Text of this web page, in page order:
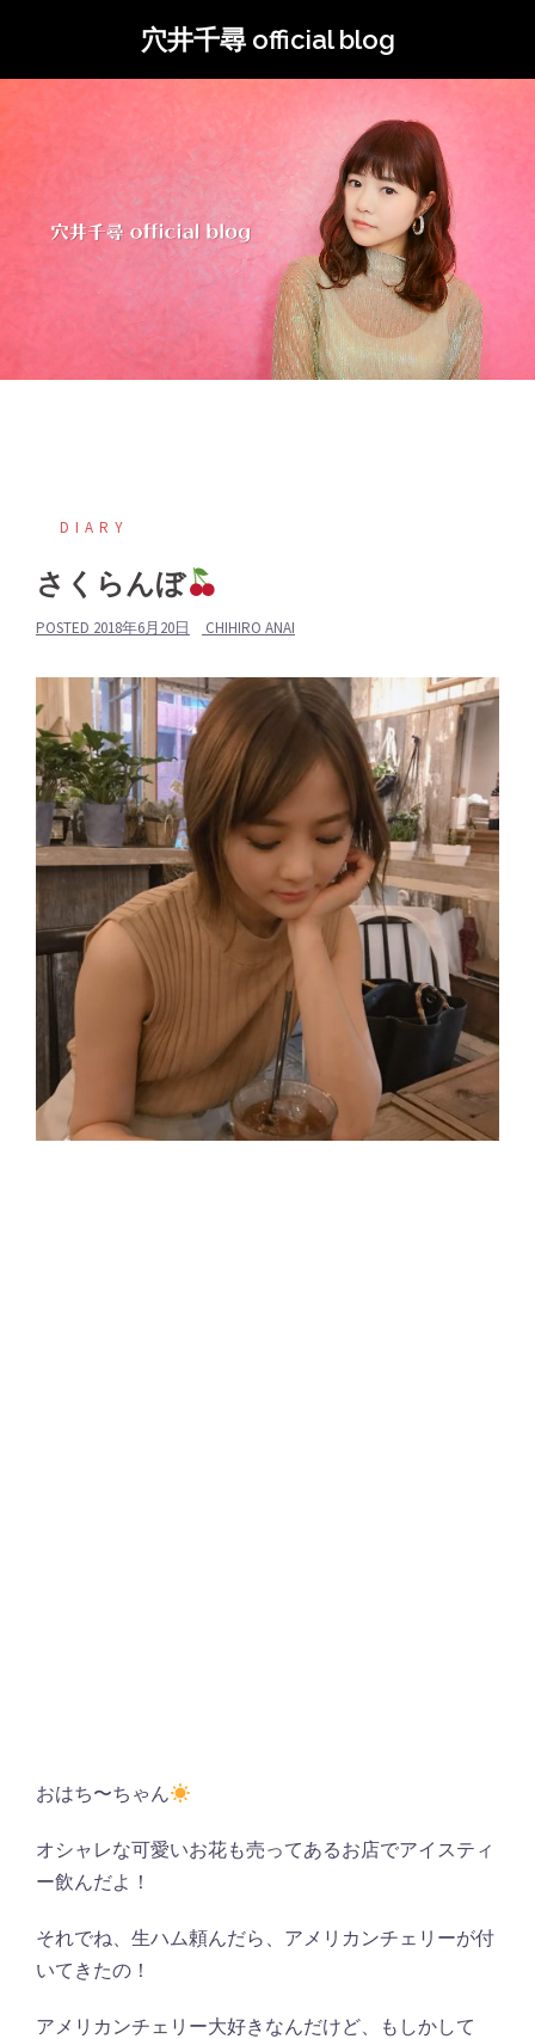
テ
穴井千尋 official blog
DIARY
さくらんぼ
POSTED 2018年6月20日 CHIHIRO ANAI
おはち〜ちゃん
オシャレな可愛いお花も売ってあるお店でアイスティ
ー飲んだよ！
それでね、生ハム頼んだら、アメリカンチェリーが付
いてきたの！
アメリカンチェリー大好きなんだけど、もしかして